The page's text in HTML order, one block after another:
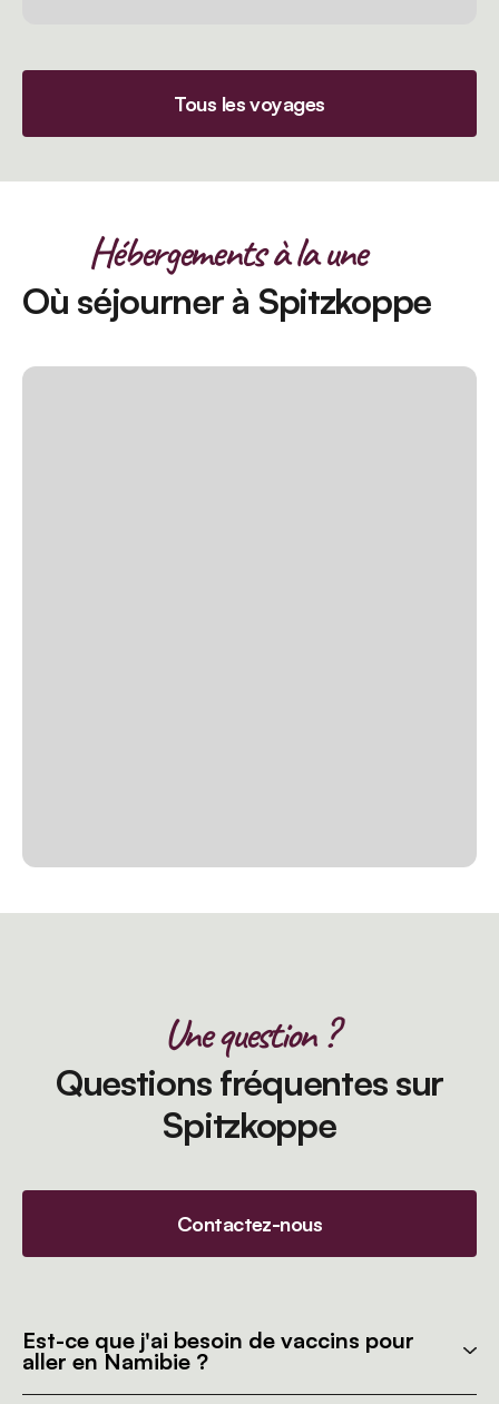
Tous les voyages
Hébergements à la une
Où séjourner à Spitzkoppe
Une question ?
Questions fréquentes sur
Spitzkoppe
Contactez-nous
Est-ce que j'ai besoin de vaccins pour
aller en Namibie ?